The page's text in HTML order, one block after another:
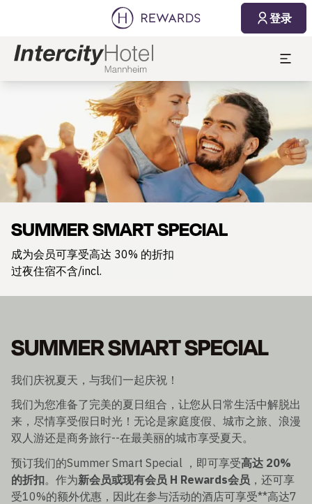
登录
SUMMER SMART SPECIAL
成为会员可享受高达 30% 的折扣
过夜住宿不含/incl.
SUMMER SMART SPECIAL
我们庆祝夏天，与我们一起庆祝！
我们为您准备了完美的夏日组合，让您从日常生活中解脱出
来，尽情享受假日时光！无论是家庭度假、城市之旅、浪漫
双人游还是商务旅行--在最美丽的城市享受夏天。
预订我们的Summer Smart Special ，即可享受高达 20%
的折扣。作为新会员或现有会员 H Rewards会员 ，还可享
受10%的额外优惠，因此在参与活动的酒店可享受**高达7